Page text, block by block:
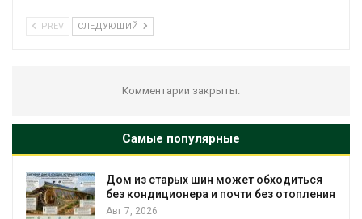
PREV СЛЕДУЮЩИЙ
Комментарии закрыты.
Самые популярные
шин может обходиться
и почти без отопления
Названы
России по итогам